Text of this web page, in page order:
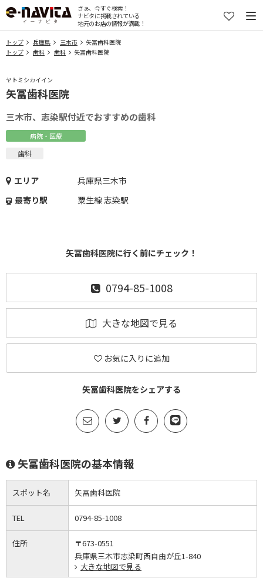
さぁ、今すぐ検索！
ナビタに掲載されている
地元のお店の情報が満載！
トップ 兵庫県 三木市
矢冨歯科医院
トップ
歯科 歯科 矢冨歯科医院
ヤトミシカイイン
矢冨歯科医院
三木市、志染駅付近でおすすめの歯科
病院・医療
歯科
エリア
兵庫県三木市
最寄り駅
粟生線 志染駅
矢冨歯科医院に行く前にチェック！
0794-85-1008
大きな地図で見る
お気に入りに追加
矢冨歯科医院をシェアする
矢冨歯科医院の基本情報
スポット名 矢冨歯科医院
TEL 0794-85-1008
住所
〒673-0551
兵庫県三木市志染町西自由が丘1-840
大きな地図で見る